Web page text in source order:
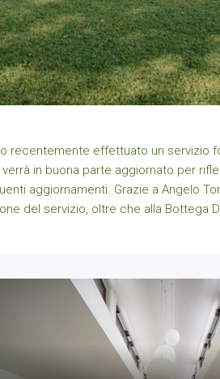
recentemente effettuato un servizio
in buona parte aggiornato per
aggiornamenti. Grazie a Angelo
del servizio, oltre che alla Bottega